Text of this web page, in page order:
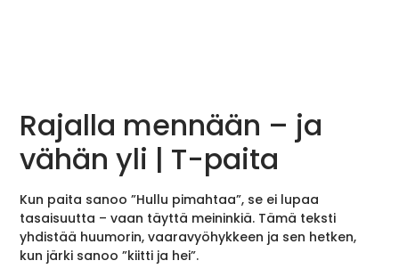
Rajalla mennään – ja
vähän yli | T-paita
Kun paita sanoo ”Hullu pimahtaa”, se ei lupaa
tasaisuutta – vaan täyttä meininkiä. Tämä teksti
yhdistää huumorin, vaaravyöhykkeen ja sen hetken,
kun järki sanoo ”kiitti ja hei”.